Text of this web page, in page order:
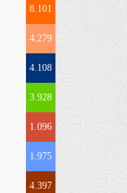
8.101
4.279
4.108
3.928
1.096
1.975
4.397